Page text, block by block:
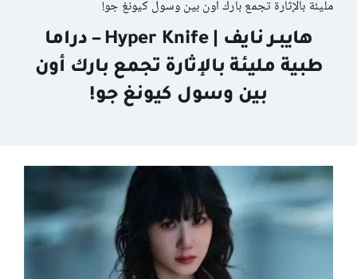
مليئة بالإثارة تجمع بارك أون بين وسول كيونغ جو!
هايبـر نايف | Hyper Knife – دراما
طبية مليئة بالإثارة تجمع بارك أون
بين وسول كيونغ جو!